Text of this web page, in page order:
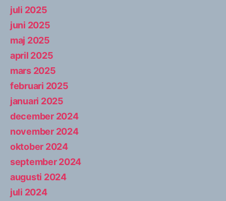
juli 2025
juni 2025
maj 2025
april 2025
mars 2025
februari 2025
januari 2025
december 2024
november 2024
oktober 2024
september 2024
augusti 2024
juli 2024